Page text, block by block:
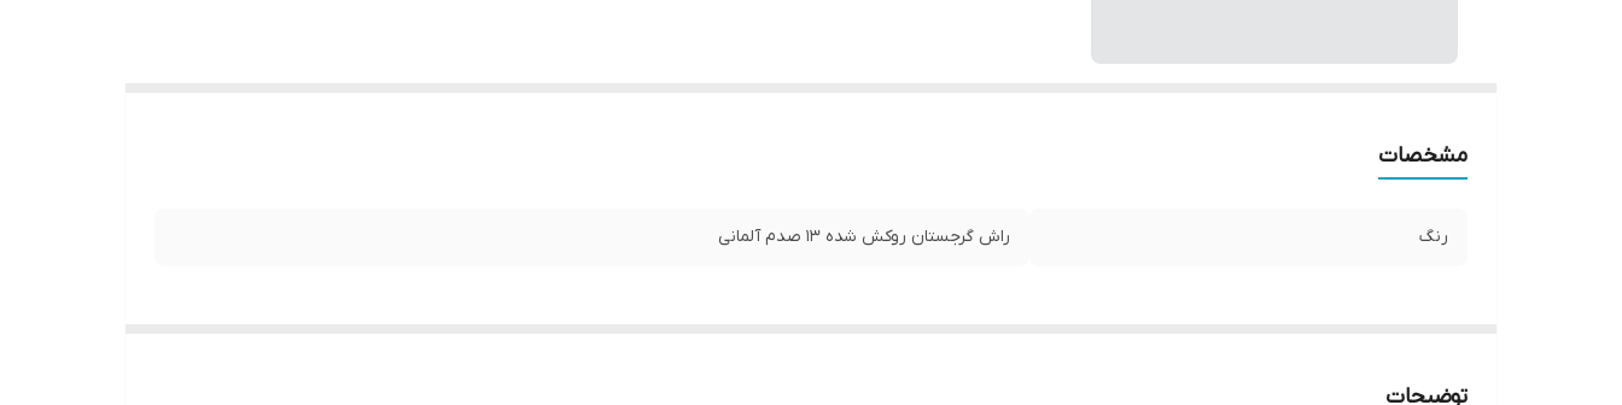
مشخصات
رنگ راش گرجستان روکش شده ۱۳ صدم آلمانی
توضیحات